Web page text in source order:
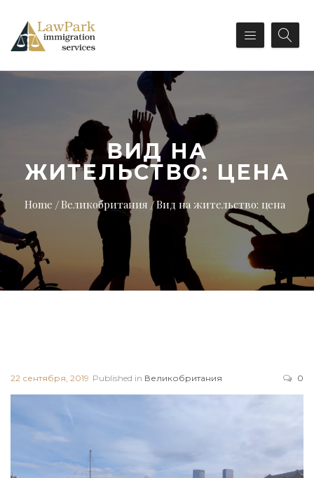
ВИД НА
ЖИТЕЛЬСТВО: ЦЕНА
Home Великобритания Вид на жительство: цена
22 сентября, 2019 Published in Великобритания 0